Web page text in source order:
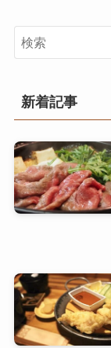
新着記事